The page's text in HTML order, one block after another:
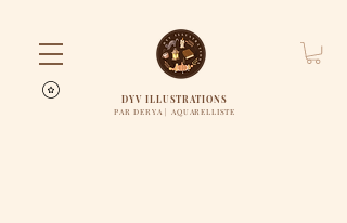
DYV ILLUSTRATIONS
PAR DERYA | AQUARELLISTE